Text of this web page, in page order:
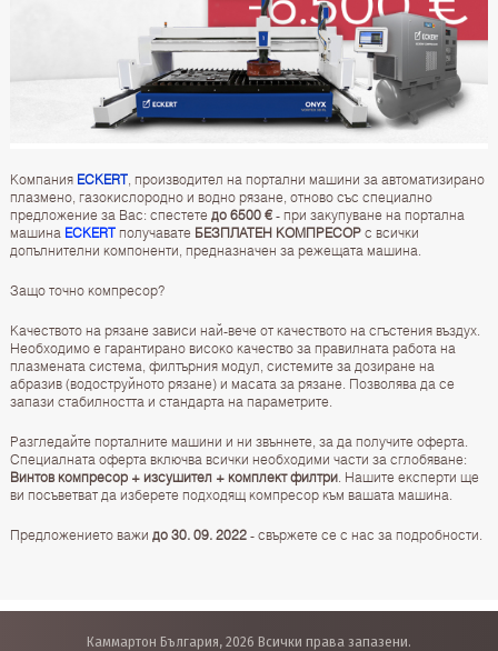
Компания ECKERT, производител на портални машини за автоматизирано
плазмено, газокислородно и водно рязане, отново със специално
предложение за Вас: спестете до 6500 €- при закупуване на портална
машина ECKERTполучавате БЕЗПЛАТЕН КОМПРЕСОРс всички
допълнителни компоненти, предназначен за режещата машина.
Защо точно компресор?
Качеството на рязане зависи най-вече от качеството на сгъстения въздух.
Необходимо е гарантирано високо качество за правилната работа на
плазмената система, филтърния модул, системите за дозиране на
абразив (водоструйното рязане) и масата за рязане. Позволява да се
запази стабилността и стандарта на параметрите.
Разгледайте порталните машини и ни звъннете, за да получите оферта.
Специалната оферта включва всички необходими части за сглобяване:
Винтов компресор + изсушител + комплект филтри. Нашите експерти ще
ви посъветват да изберете подходящ компресор към вашата машина.
Предложението важи до 30. 09. 2022- свържете се с нас за подробности.
Каммартон България, 2026 Всички права запазени.